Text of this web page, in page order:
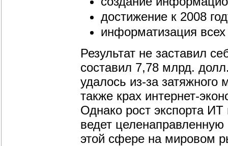
достижение к 2008
информатизация
Результат не заставил
составил 7,78 млрд.
удалось из-за затяжного
также крах интернет-
Однако рост экспорта
ведет
этой сфере на мировом